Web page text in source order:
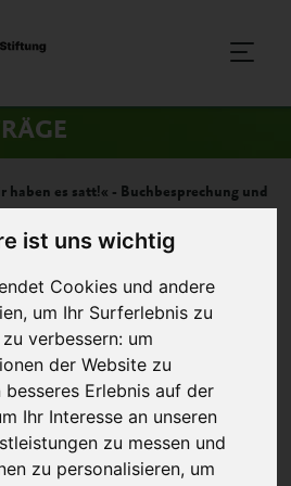
ist uns wichtig
Cookies und andere
um Ihr Surferlebnis zu
verbessern: um
der Website zu
besseres Erlebnis auf der
Ihr Interesse an unseren
zu messen und
zu personalisieren, um
haben es satt!« - Buchbesprechung und
Artikel
satt!« -
und -verlosung
publizierten Buch »Wir